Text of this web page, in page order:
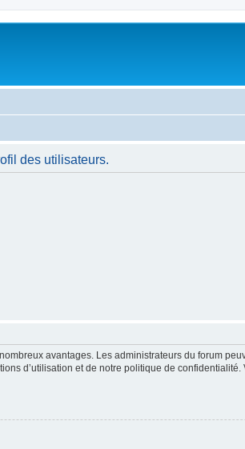
des utilisateurs.
avantages. Les administrateurs du forum
d’utilisation et de notre politique de